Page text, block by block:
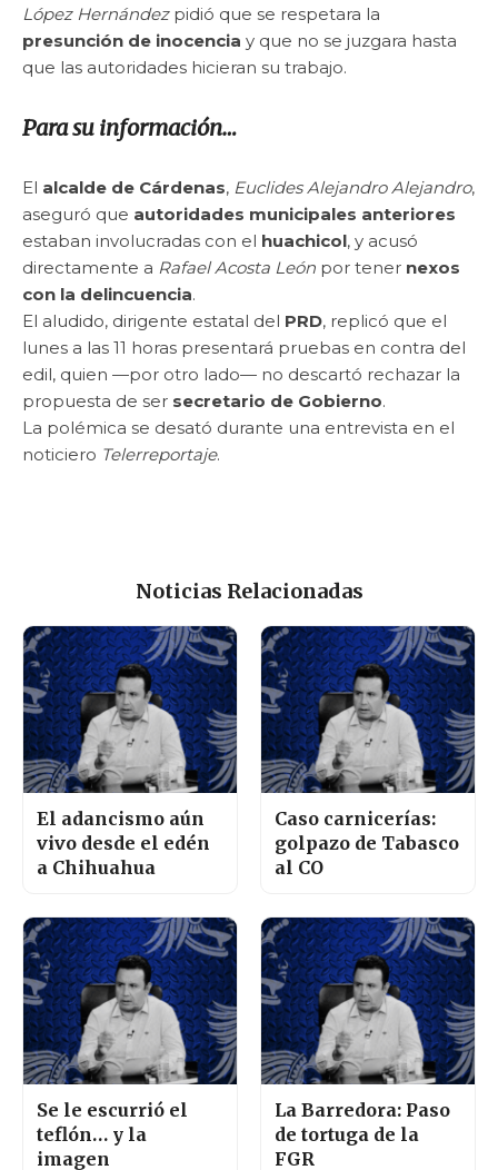
López Hernándezpidió que se respetara la
presunción de inocencia y que no se juzgara hasta
que las autoridades hicieran su trabajo.
Para su información…
El alcalde de Cárdenas, Euclides Alejandro Alejandro,
aseguró que autoridades municipales anteriores
estaban involucradas con el huachicol, y acusó
directamente a Rafael Acosta León por tener nexos
con la delincuencia.
El aludido, dirigente estatal del PRD, replicó que el
lunes a las 11 horas presentará pruebas en contra del
edil, quien —por otro lado— no descartó rechazar la
propuesta de ser secretario de Gobierno.
La polémica se desató durante una entrevista en el
noticiero Telerreportaje.
Noticias Relacionadas
El adancismo aún
vivo desde el edén
a Chihuahua
Caso carnicerías:
golpazo de Tabasco
al CO
Se le escurrió el
teflón… y la
imagen
La Barredora: Paso
de tortuga de la
FGR